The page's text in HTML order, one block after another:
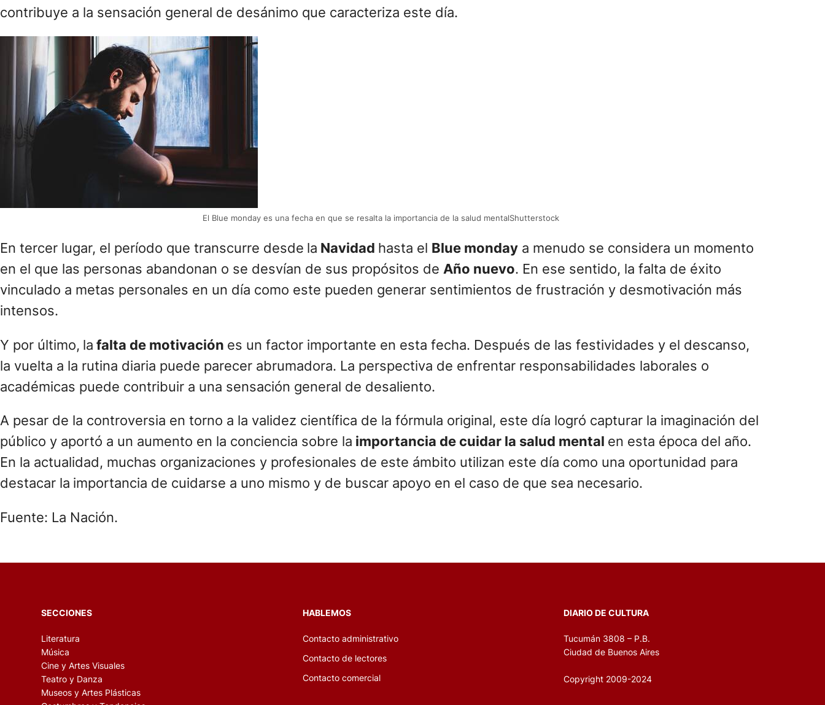
contribuye a la sensación general de desánimo que caracteriza este día.
El Blue monday es una fecha en que se resalta la importancia de la salud mentalShutterstock
En tercer lugar, el período que transcurre desde la Navidad hasta el Blue monday a menudo se considera un momento
en el que las personas abandonan o se desvían de sus propósitos de Año nuevo. En ese sentido, la falta de éxito
vinculado a metas personales en un día como este pueden generar sentimientos de frustración y desmotivación más
intensos.
Y por último, la falta de motivación es un factor importante en esta fecha. Después de las festividades y el descanso,
la vuelta a la rutina diaria puede parecer abrumadora. La perspectiva de enfrentar responsabilidades laborales o
académicas puede contribuir a una sensación general de desaliento.
A pesar de la controversia en torno a la validez científica de la fórmula original, este día logró capturar la imaginación del
público y aportó a un aumento en la conciencia sobre la importancia de cuidar la salud mental en esta época del año.
En la actualidad, muchas organizaciones y profesionales de este ámbito utilizan este día como una oportunidad para
destacar la importancia de cuidarse a uno mismo y de buscar apoyo en el caso de que sea necesario.
Fuente: La Nación.
SECCIONES
Literatura
Música
Cine y Artes Visuales
Teatro y Danza
Museos y Artes Plásticas
HABLEMOS
Contacto administrativo
Contacto de lectores
Contacto comercial
DIARIO DE CULTURA
Tucumán 3808 – P.B.
Ciudad de Buenos Aires
Copyright 2009-2024